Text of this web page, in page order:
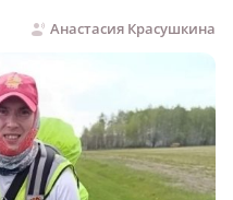
Анастасия Красушкина